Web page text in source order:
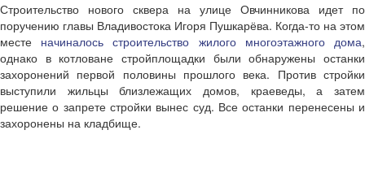
Строительство нового сквера на улице Овчинникова идет по
поручению главы Владивостока Игоря Пушкарёва. Когда-то на этом
месте начиналось строительство жилого многоэтажного дома,
однако в котловане стройплощадки были обнаружены останки
захоронений первой половины прошлого века. Против стройки
выступили жильцы близлежащих домов, краеведы, а затем
решение о запрете стройки вынес суд. Все останки перенесены и
захоронены на кладбище.